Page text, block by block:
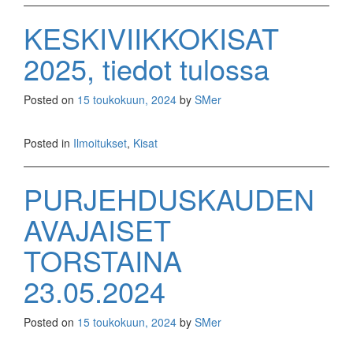
KESKIVIIKKOKISAT
2025, tiedot tulossa
Posted on 15 toukokuun, 2024 by SMer
Posted in Ilmoitukset, Kisat
PURJEHDUSKAUDEN
AVAJAISET
TORSTAINA
23.05.2024
Posted on 15 toukokuun, 2024 by SMer